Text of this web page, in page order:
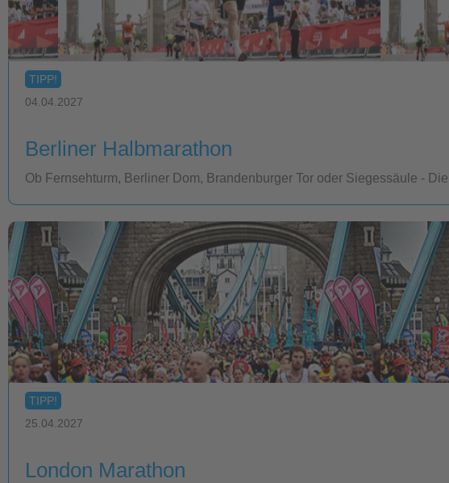
TIPP!
04.04.2027
Berliner Halbmarathon
Ob Fernsehturm, Berliner Dom, Brandenburger Tor oder Siegessäule -
TIPP!
25.04.2027
London Marathon